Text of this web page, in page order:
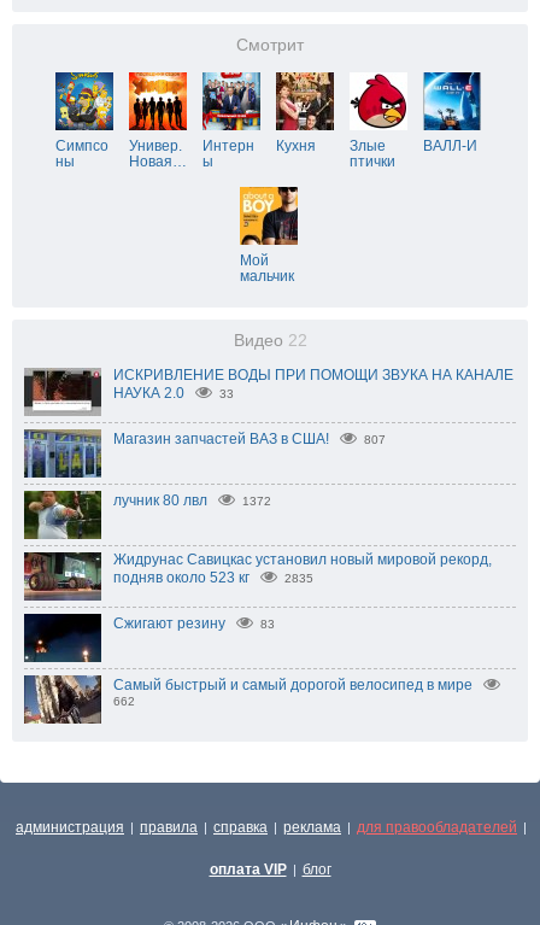
Смотрит
Симпсо
ны
Универ.
Новая…
Интерн
ы
Кухня
Злые
птички
ВАЛЛ-И
Мой
мальчик
Видео 22
ИСКРИВЛЕНИЕ ВОДЫ ПРИ ПОМОЩИ ЗВУКА НА КАНАЛЕ
НАУКА 2.0
33
Магазин запчастей ВАЗ в США! 807
лучник 80 лвл 1372
Жидрунас Савицкас установил новый мировой рекорд,
подняв около 523 кг
2835
Сжигают резину 83
Самый быстрый и самый дорогой велосипед в мире
662
администрация | правила | справка | реклама | для правообладателей |
оплата VIP | блог